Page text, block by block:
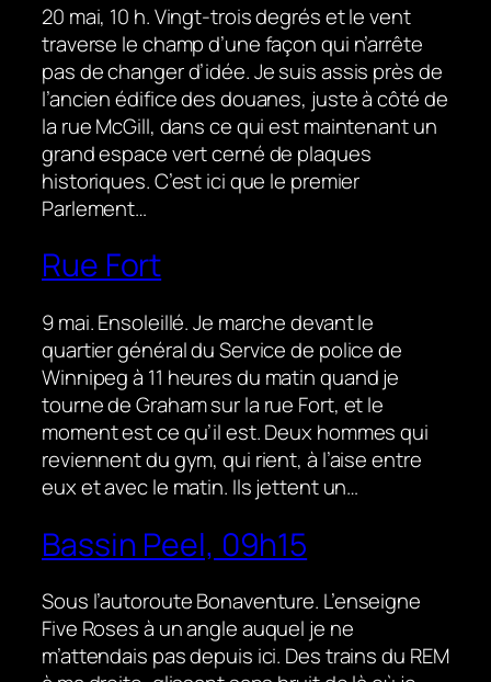
20 mai, 10 h. Vingt-trois degrés et le vent
traverse le champ d’une façon qui n’arrête
pas de changer d’idée. Je suis assis près de
l’ancien édifice des douanes, juste à côté de
la rue McGill, dans ce qui est maintenant un
grand espace vert cerné de plaques
historiques. C’est ici que le premier
Parlement…
Rue Fort
9 mai. Ensoleillé. Je marche devant le
quartier général du Service de police de
Winnipeg à 11 heures du matin quand je
tourne de Graham sur la rue Fort, et le
moment est ce qu’il est. Deux hommes qui
reviennent du gym, qui rient, à l’aise entre
eux et avec le matin. Ils jettent un…
Bassin Peel, 09h15
Sous l’autoroute Bonaventure. L’enseigne
Five Roses à un angle auquel je ne
m’attendais pas depuis ici. Des trains du REM